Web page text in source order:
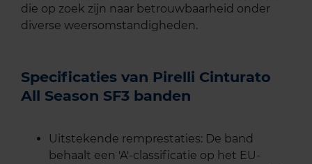
die op zoek zijn naar betrouwbaarheid onder
diverse weersomstandigheden.
Specificaties van Pirelli Cinturato
All Season SF3 banden
Uitstekende remprestaties: De band
behaalt een 'A'-classificatie op het EU-